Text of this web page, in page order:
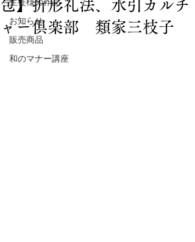
お知らせ
販売商品
和のマナー講座
包】折形礼法、水引カルチ
ャー倶楽部 類家三枝子